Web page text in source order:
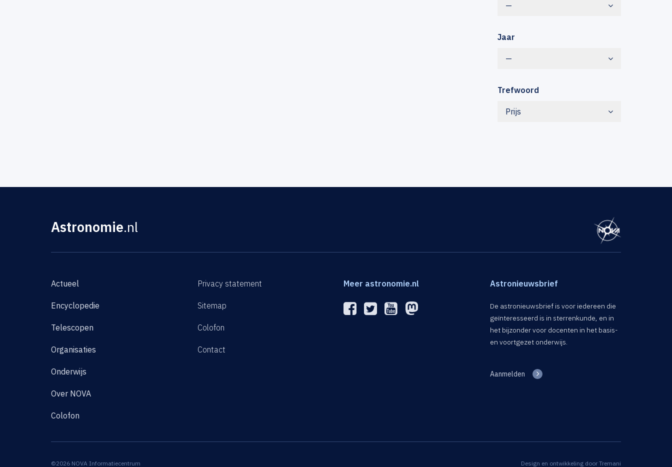
—
Jaar
—
Trefwoord
Prijs
Astronomie.nl
Actueel
Encyclopedie
Telescopen
Organisaties
Onderwijs
Over NOVA
Colofon
Privacy statement
Sitemap
Colofon
Contact
Meer astronomie.nl Astronieuwsbrief
De astronieuwsbrief is voor iedereen die
geïnteresseerd is in sterrenkunde, en in
het bijzonder voor docenten in het basis-
en voortgezet onderwijs.
Aanmelden
©2026 NOVA Informatiecentrum Design en ontwikkeling door Tremani